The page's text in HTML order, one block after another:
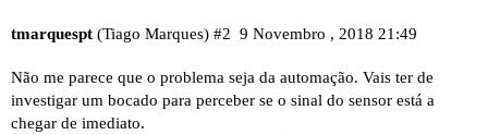
tmarquespt (Tiago Marques) 9 Novembro , 2018 21:49
#2
Não me parece que o problema seja da automação. Vais ter de
investigar um bocado para perceber se o sinal do sensor está a
chegar de imediato.